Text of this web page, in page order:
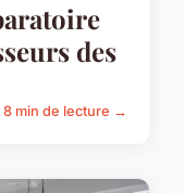
des
8 min de lecture →